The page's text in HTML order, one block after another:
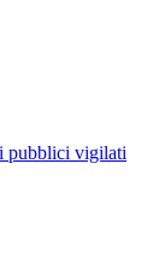
pubblici vigilati